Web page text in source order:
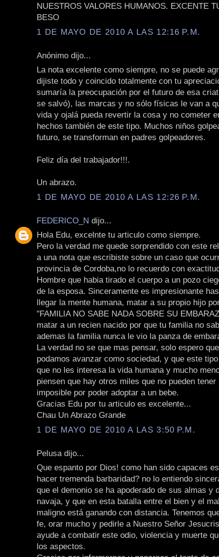
NUESTROS VALORES HUMANOS. EXCENTE
BESO
1 DE MAYO DE 2010 A LAS 12:16 P.M.
Anónimo dijo...
La nota excelente como siempre, no se puede
dijiste todo y coincido totalmente con tu
sumaría la preocupación por el futuro de esa
se salvó), las marcas y no sólo físicas le van a
vida y ojalá pueda revertir la cosa y no cometer
hechos también de este tipo. Muchos niños
futuro, se transforman en padres golpeadores.
Feliz día del trabajador!!!.
Un abrazo.
1 DE MAYO DE 2010 A LAS 12:26 P.M.
FEDERICO_N dijo...
Hola Edu, excelnte tu articulo como siempre.
Pero la verdad me quede sorprendido con este
a una nota que escribiste sobre un caso que
provincia de Cordoba,no lo recuerdo con
Hombre que habia tirado el cuerpo a un pozo
de la esposa. Sinceramente es impresionante
llegar la mente humana, matar a su propio hijo
"FAMILIA NO SABE NADA SOBRE SU
matar a un recien nacido por que tu familia no
ademas la familia nunca le vio la panza de
La verdad no se que mas pensar, solo espero
podamos avanzar como sociedad, y que este
que no les interesa la vida humana y mucho
piensen que hay otros miles que no pueden
imposible por poder adoptar a un bebe.
Gracias Edu por tu articulo es excelente...
Chau Un Abrazo Grande
1 DE MAYO DE 2010 A LAS 3:50 P.M.
Pelusa dijo...
Que espanto por Dios! como han sido capaces
hacer tremenda barbaridad? no lo entiendo
que el demonio se ha apoderado de sus almas y
navaja, y que en esta batalla entre el bien y el
maligno está ganando con distancia. Tenemos
fe, orar mucho y pedirle a Nuestro Señor
ayude a combatir este odio, violencia y muerte
los aspectos.